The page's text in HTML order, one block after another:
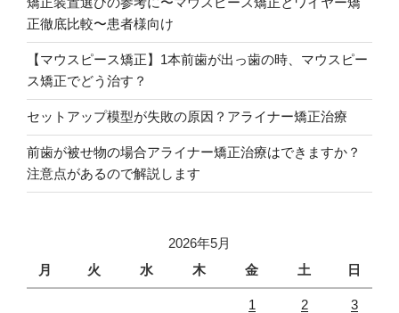
正徹底比較〜患者様向け
【マウスピース矯正】1本前歯が出っ歯の時、マウスピー
ス矯正でどう治す？
セットアップ模型が失敗の原因？アライナー矯正治療
前歯が被せ物の場合アライナー矯正治療はできますか？
注意点があるので解説します
2026年5月
月
火 水 木 金 土 日
1 2 3